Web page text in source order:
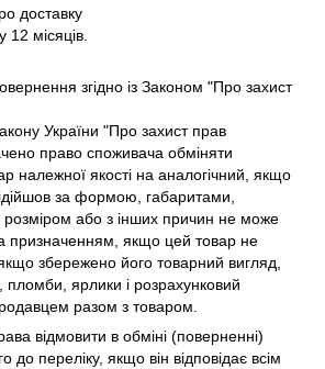
доставку
12 місяців.
згідно із Законом "Про захист
України "Про захист прав
право споживача обміняти
належної якості на аналогічний, якщо
за формою, габаритами,
або з інших причин не може
призначенням, якщо цей товар не
збережено його товарний вигляд,
пломби, ярлики і розрахунковий
разом з товаром.
відмовити в обміні (поверненні)
до переліку, якщо він відповідає всім